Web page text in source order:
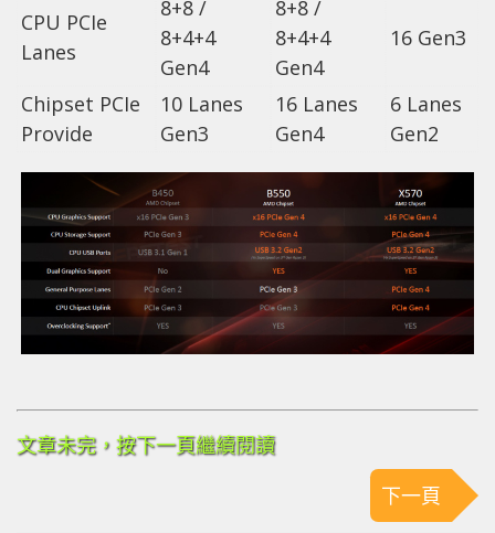
CPU PCIe
Lanes
8+8 /
8+4+4
Gen4
8+8 /
8+4+4
Gen4
16 Gen3
Chipset PCIe
Provide
10 Lanes
Gen3
16 Lanes
Gen4
6 Lanes
Gen2
文章未完，按下一頁繼續閱讀
下一頁